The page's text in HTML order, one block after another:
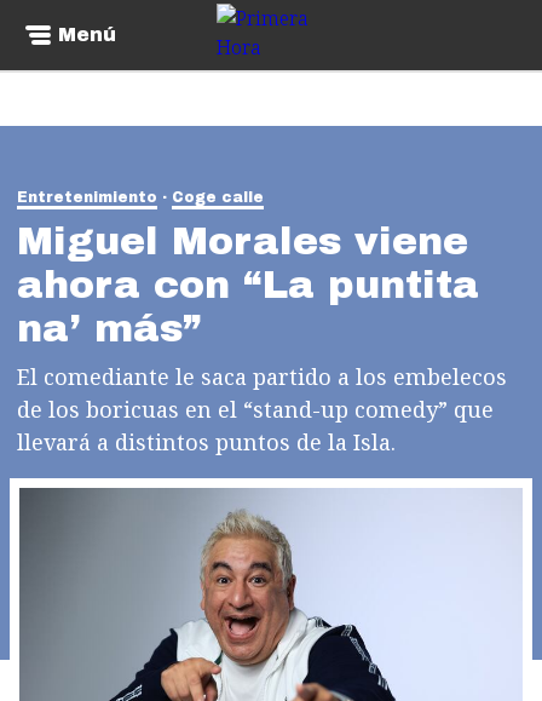
Menú
Entretenimiento Coge calle
Miguel Morales viene
ahora con “La puntita
na’ más”
El comediante le saca partido a los embelecos
de los boricuas en el “stand-up comedy” que
llevará a distintos puntos de la Isla.